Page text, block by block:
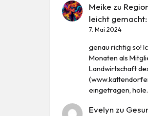
Meike zu
leicht
7. Mai 2024
genau richtig so!
Monaten als
Landwirtschaft
eingetragen,
Evelyn zu